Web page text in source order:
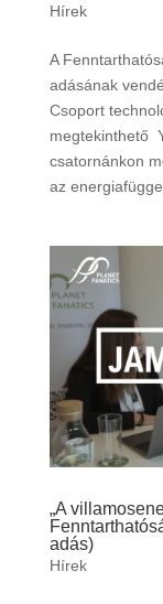
Hírek
A
adásának
Csoport
megtekinthető
csatornánkon
az
„A
adás)
Hírek